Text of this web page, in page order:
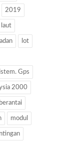
2019
laut
lot
Gps
2000
modul